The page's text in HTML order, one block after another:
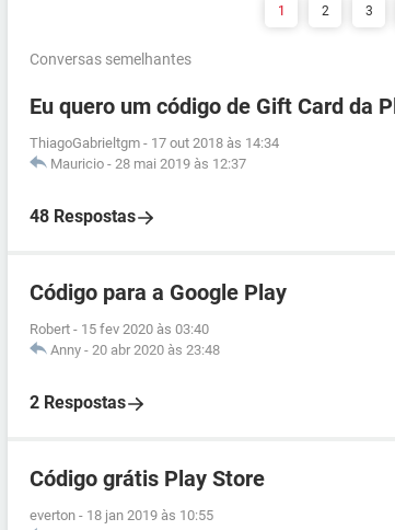
1 2 3
Conversas semelhantes
Eu quero um código de Gift Card da
ThiagoGabrieltgm - 17 out 2018 às 14:34
Mauricio - 28 mai 2019 às 12:37
48 Respostas
Código para a Google Play
Robert - 15 fev 2020 às 03:40
Anny - 20 abr 2020 às 23:48
2 Respostas
Código grátis Play Store
everton - 18 jan 2019 às 10:55